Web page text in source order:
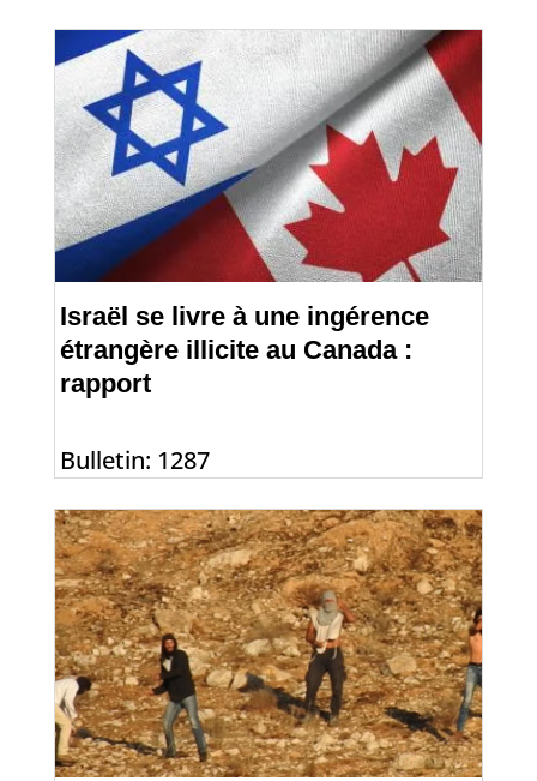
Israël se livre à une ingérence
étrangère illicite au Canada :
rapport
Bulletin: 1287